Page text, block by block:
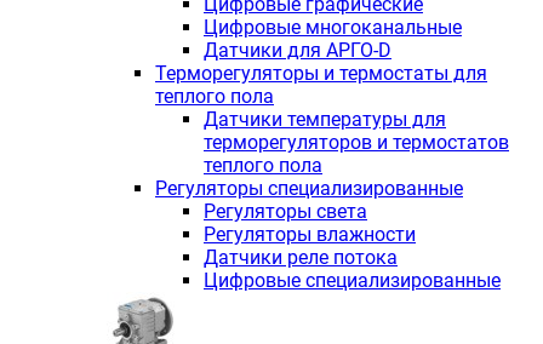
Цифровые многоканальные
Датчики для АРГО-D
Терморегуляторы и термостаты для
теплого пола
Датчики температуры для
терморегуляторов и термостатов
теплого пола
Регуляторы специализированные
Регуляторы света
Регуляторы влажности
Датчики реле потока
Цифровые специализированные